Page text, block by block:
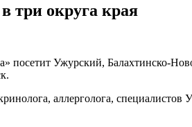
три округа края
Ужурский, Балахтинско-
аллерголога,